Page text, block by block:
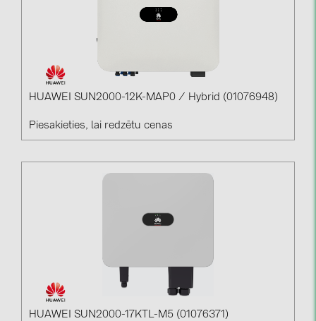
HUAWEI SUN2000-12K-MAP0 / Hybrid (01076948)
Piesakieties, lai redzētu cenas
HUAWEI SUN2000-17KTL-M5 (01076371)